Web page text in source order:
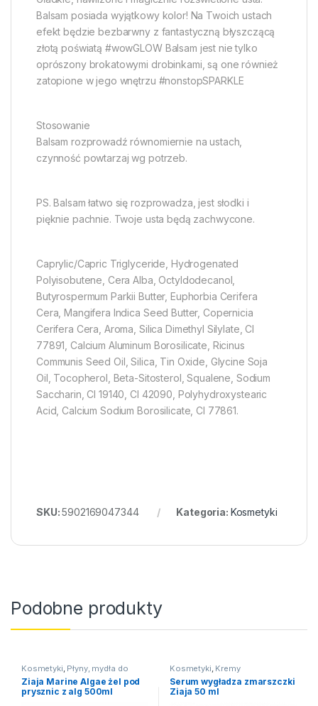
Balsam posiada wyjątkowy kolor! Na Twoich ustach
efekt będzie bezbarwny z fantastyczną błyszczącą
złotą poświatą #wowGLOW Balsam jest nie tylko
oprószony brokatowymi drobinkami, są one również
zatopione w jego wnętrzu #nonstopSPARKLE
Stosowanie
Balsam rozprowadź równomiernie na ustach,
czynność powtarzaj wg potrzeb.
PS. Balsam łatwo się rozprowadza, jest słodki i
pięknie pachnie. Twoje usta będą zachwycone.
Caprylic/Capric Triglyceride, Hydrogenated
Polyisobutene, Cera Alba, Octyldodecanol,
Butyrospermum Parkii Butter, Euphorbia Cerifera
Cera, Mangifera Indica Seed Butter, Copernicia
Cerifera Cera, Aroma, Silica Dimethyl Silylate, CI
77891, Calcium Aluminum Borosilicate, Ricinus
Communis Seed Oil, Silica, Tin Oxide, Glycine Soja
Oil, Tocopherol, Beta-Sitosterol, Squalene, Sodium
Saccharin, CI 19140, CI 42090, Polyhydroxystearic
Acid, Calcium Sodium Borosilicate, CI 77861.
SKU:5902169047344 Kategoria: Kosmetyki
Podobne produkty
Kosmetyki, Płyny, mydła do
kąpieli
Ziaja Marine Algae żel pod
prysznic z alg 500ml
Kosmetyki, Kremy
Serum wygładza zmarszczki
Ziaja 50 ml